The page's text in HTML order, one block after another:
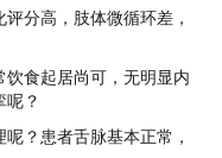
评分高，肢体微循环差，
食起居尚可，无明显内
？
？患者舌脉基本正常，